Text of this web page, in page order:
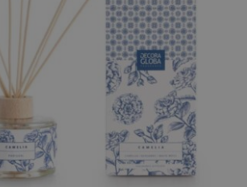
AÑADIR AL CARRITO
/